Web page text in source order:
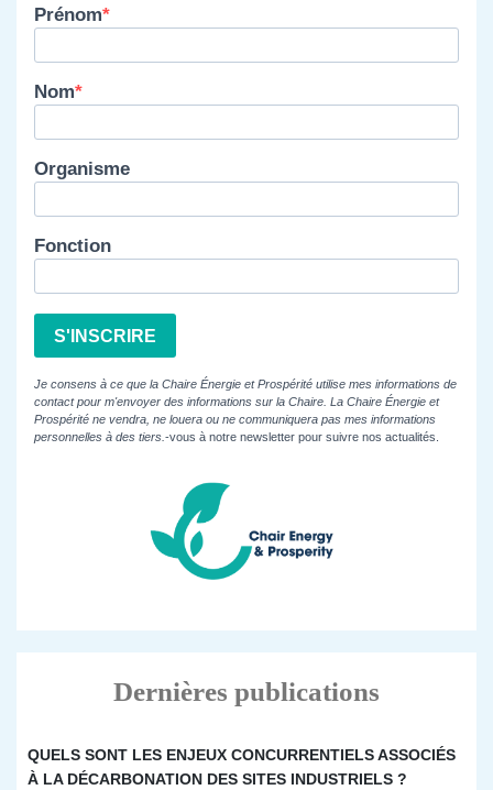
Prénom
Nom
Organisme
Fonction
S'INSCRIRE
Je consens à ce que la Chaire Énergie et Prospérité utilise mes informations de
contact pour m'envoyer des informations sur la Chaire. La Chaire Énergie et
Prospérité ne vendra, ne louera ou ne communiquera pas mes informations
personnelles à des tiers. -vous à notre newsletter pour suivre nos actualités.
Dernières publications
QUELS SONT LES ENJEUX CONCURRENTIELS ASSOCIÉS
À LA DÉCARBONATION DES SITES INDUSTRIELS ?